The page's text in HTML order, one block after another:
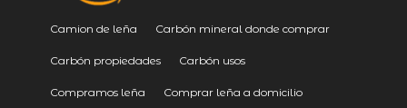
Camion de leña Carbón mineral donde comprar
Carbón propiedades Carbón usos
Compramos leña Comprar leña a domicilio